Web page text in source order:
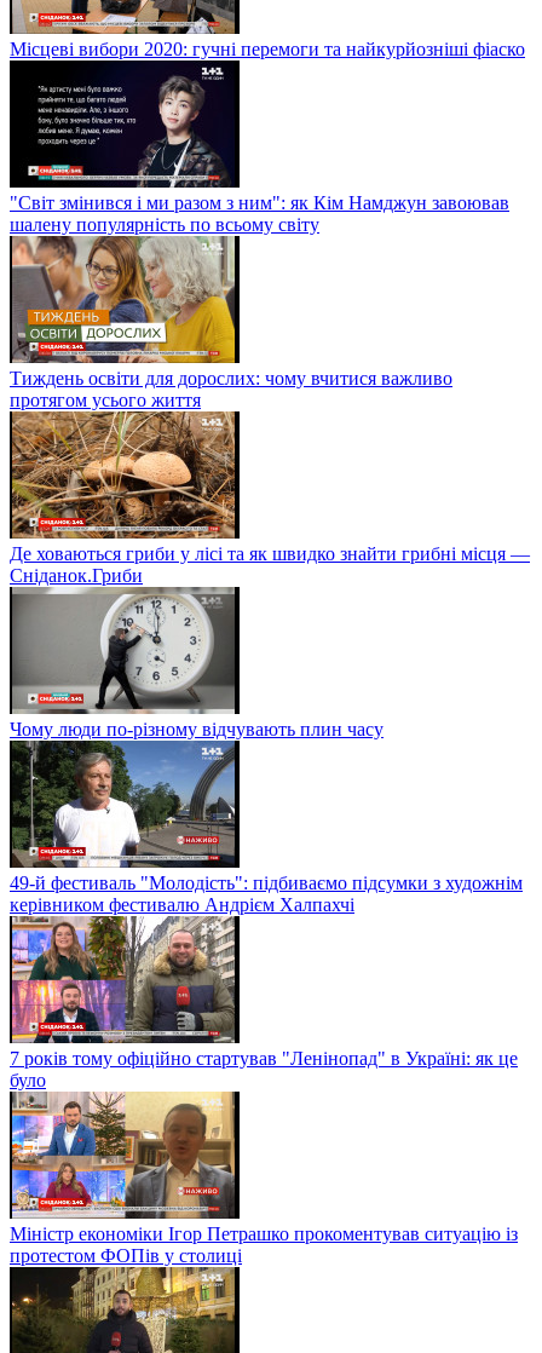
Місцеві вибори 2020: гучні перемоги та найкурйозніші фіаско
"Світ змінився і ми разом з ним": як Кім Намджун завоював
шалену популярність по всьому світу
Тиждень освіти для дорослих: чому вчитися важливо
протягом усього життя
Де ховаються гриби у лісі та як швидко знайти грибні місця —
Сніданок.Гриби
Чому люди по-різному відчувають плин часу
49-й фестиваль "Молодість": підбиваємо підсумки з художнім
керівником фестивалю Андрієм Халпахчі
7 років тому офіційно стартував "Ленінопад" в Україні: як це
було
Міністр економіки Ігор Петрашко прокоментував ситуацію із
протестом ФОПів у столиці